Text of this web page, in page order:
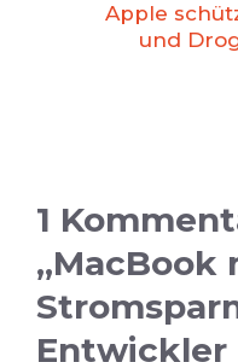
Apple
und
1
„MacBook